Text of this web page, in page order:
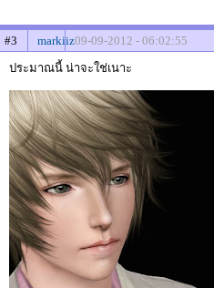
#3 markiiz09-09-2012 - 06:02:55
ประมาณนี้ น่าจะใช่เนาะ